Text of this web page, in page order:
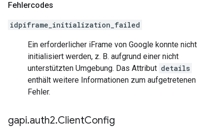
Fehlercodes
idpiframe_initialization_failed
Ein erforderlicher iFrame von Google konnte nicht
initialisiert werden, z. B. aufgrund einer nicht
unterstützten Umgebung. Das Attribut details
enthält weitere Informationen zum aufgetretenen
Fehler.
gapi.auth2.ClientConfig